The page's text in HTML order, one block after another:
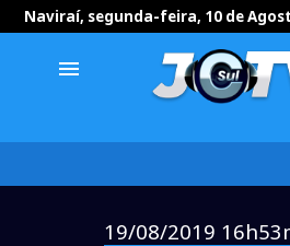
Naviraí, segunda-feira, 10 de
menu
19/08/2019